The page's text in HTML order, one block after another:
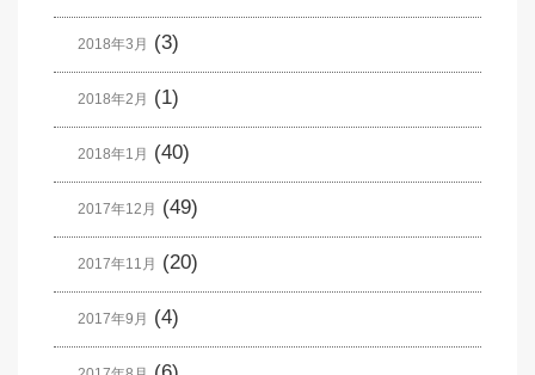
2018年3月 (3)
2018年2月 (1)
2018年1月 (40)
2017年12月 (49)
2017年11月 (20)
2017年9月 (4)